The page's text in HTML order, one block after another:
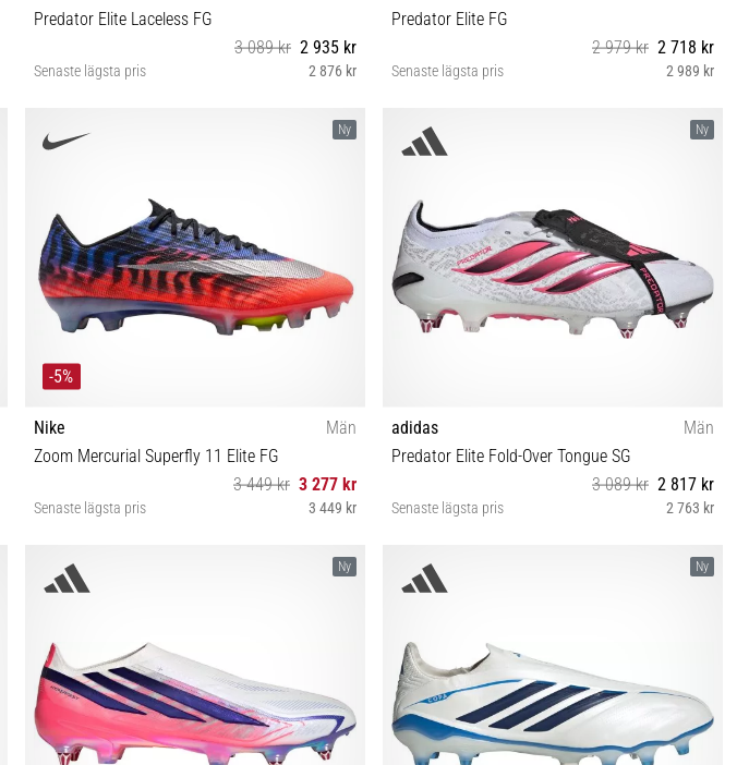
Predator Elite Laceless FG
3 089 kr 2 935 kr
Senaste lägsta pris 2 876 kr
Predator Elite FG
2 979 kr 2 718 kr
Senaste lägsta pris 2 989 kr
39⅓ 40 40⅔ 41⅓ 42 42⅔ 43⅓ 44 44⅔ 45⅓ 46⅔
Ny
-5%
Nike
Män
Zoom Mercurial Superfly 11 Elite FG
3 449 kr 3 277 kr
Senaste lägsta pris 3 449 kr
Ny
adidas
Män
Predator Elite Fold-Over Tongue SG
3 089 kr 2 817 kr
Senaste lägsta pris 2 763 kr
Ny Ny